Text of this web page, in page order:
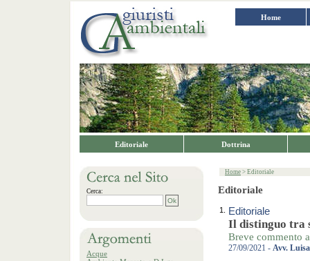
Home
Editoriale Dottrina
Cerca:
Acque
Home > Editoriale
Editoriale
1. Editoriale
Il distinguo tra
Breve commento
27/09/2021 - Avv.